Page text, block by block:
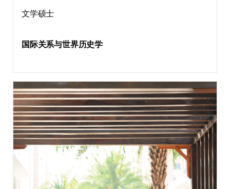
文学硕士
国际关系与世界历史学